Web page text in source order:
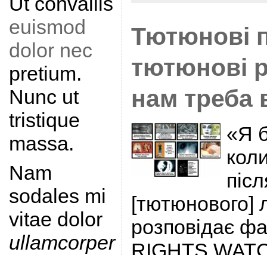
euismod
dolor nec
pretium.
Nunc ut
tristique
massa.
Nam
sodales mi
vitae dolor
ullamcorper
Тютюнові
тютюнові
нам треба
«Я
[тютюнового]
розповідає
RIGHTS